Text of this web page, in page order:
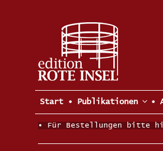
Start • Publikationen •
• Für Bestellungen bitte